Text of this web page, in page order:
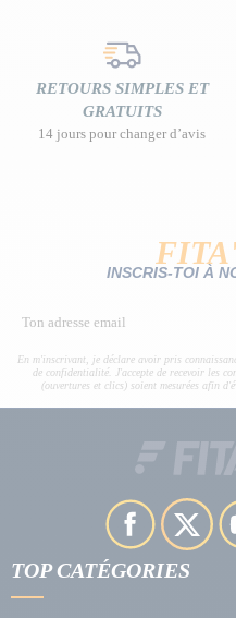
RETOURS SIMPLES ET
GRATUITS
14 jours pour changer d’avis
INSCRIS-TOI À
En m'inscrivant, je déclare avoir pris
de confidentialité. J'accepte de recevoir les
(ouvertures et clics) soient mesurées afin
TOP CATÉGORIES